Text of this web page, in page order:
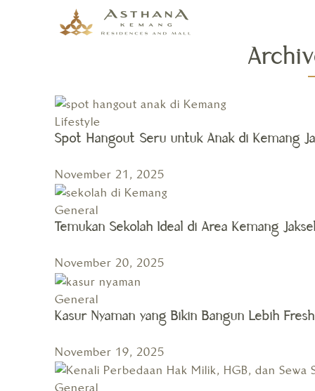
Lifestyle
Spot Hangout Seru untuk Anak di Kemang
November 21, 2025
General
Temukan Sekolah Ideal di Area Kemang
November 20, 2025
General
Kasur Nyaman yang Bikin Bangun Lebih Fresh
November 19, 2025
General